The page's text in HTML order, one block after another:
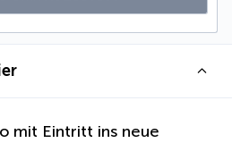
mit Eintritt ins neue